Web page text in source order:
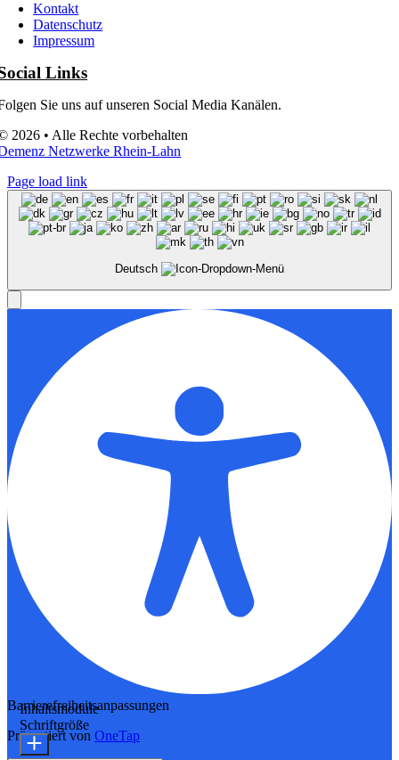
Kontakt
Datenschutz
Impressum
Links
Sie uns auf unseren Social Media Kanälen.
2026 • Alle Rechte vorbehalten
Netzwerke Rhein-Lahn
Page load link
Deutsch
Barrierefreiheitsanpassungen
Präsentiert von OneTap
Inhaltsmodule
Schriftgröße